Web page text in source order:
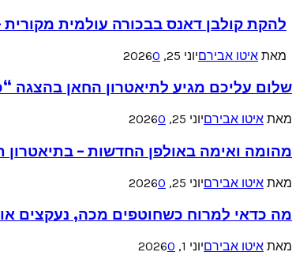
להקת קולבן דאנס בבכורה עולמית
מאת איטו אבירםיוני 25, 2026 0
שלום עליכם מגיע לתיאטרון החאן בהצגה
מאת איטו אבירםיוני 25, 2026 0
מהומה ואימה באולפן החדשות – בתיאטרון
מאת איטו אבירםיוני 25, 2026 0
מה כדאי למרוח כשחוטפים מכה, נעקצים או
מאת איטו אבירםיוני 1, 2026 0